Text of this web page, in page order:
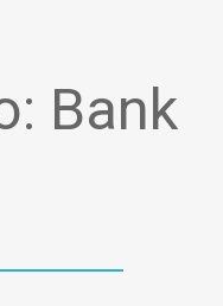
Bank